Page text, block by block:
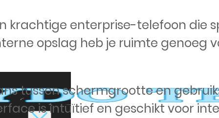
krachtige enterprise-telefoon die
opslag heb je ruimte genoeg
tussen schermgrootte en
is intuïtief en geschikt voor